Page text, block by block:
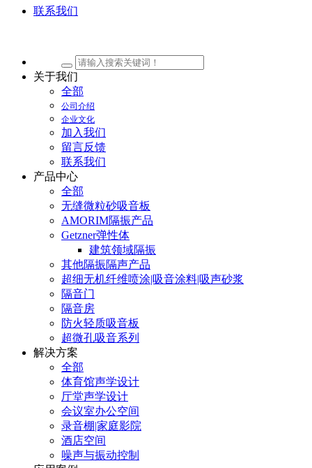
联系我们
关于我们
全部
公司介绍
企业文化
加入我们
留言反馈
联系我们
产品中心
全部
无缝微粒砂吸音板
AMORIM隔振产品
Getzner弹性体
建筑领域隔振
其他隔振隔声产品
超细无机纤维喷涂|吸音涂料|吸声砂浆
隔音门
隔音房
防火轻质吸音板
超微孔吸音系列
解决方案
全部
体育馆声学设计
厅堂声学设计
会议室办公空间
录音棚|家庭影院
酒店空间
噪声与振动控制